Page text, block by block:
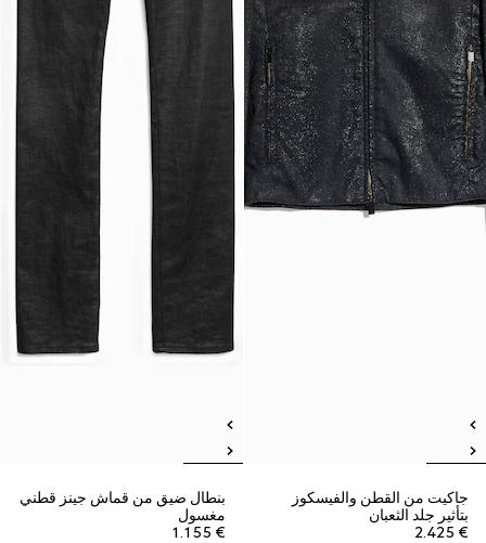
جاكيت من القطن والفيسكوز
بتأثير جلد الثعبان
€ 2.425
بنطال ضيق من قماش جينز قطني
مغسول
€ 1.155